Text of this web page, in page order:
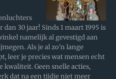
dan 30 jaar! Sinds 1 maart 1995 is
namelijk al gevestigd aan
Als je al zo'n lange
leer je precies wat mensen echt
kwaliteit. Geen snelle acties,
dat na een tijdje niet meer